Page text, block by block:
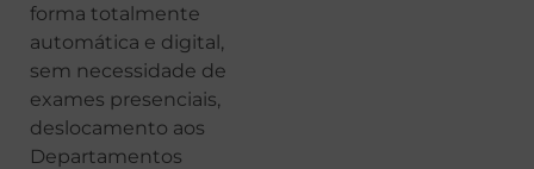
forma totalmente
automática e digital,
sem necessidade de
exames presenciais,
deslocamento aos
Departamentos